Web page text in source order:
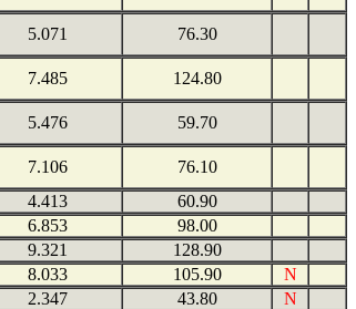
5.071 76.30
7.485 124.80
5.476 59.70
7.106
76.10
4.413
60.90
6.853
98.00
9.321
128.90
8.033 105.90
N
2.347 43.80
N